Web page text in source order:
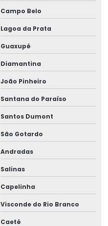
Campo Belo
Lagoa da Prata
Guaxupé
Diamantina
João Pinheiro
Santana do Paraíso
Santos Dumont
São Gotardo
Andradas
Salinas
Capelinha
Visconde do Rio Branco
Caeté